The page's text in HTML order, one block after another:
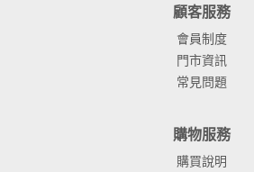
顧客服務
會員制度
門市資訊
常見問題
購物服務
購買說明